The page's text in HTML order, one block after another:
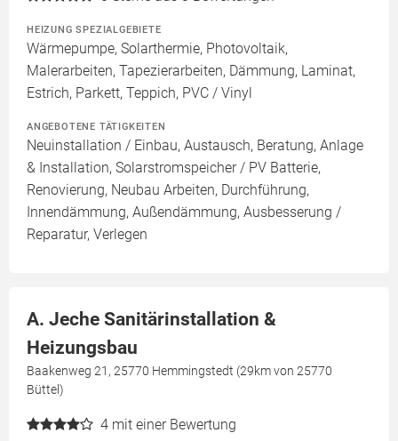
HEIZUNG SPEZIALGEBIETE
Wärmepumpe, Solarthermie, Photovoltaik,
Malerarbeiten, Tapezierarbeiten, Dämmung, Laminat,
Estrich, Parkett, Teppich, PVC / Vinyl
ANGEBOTENE TÄTIGKEITEN
Neuinstallation / Einbau, Austausch, Beratung, Anlage
& Installation, Solarstromspeicher / PV Batterie,
Renovierung, Neubau Arbeiten, Durchführung,
Innendämmung, Außendämmung, Ausbesserung /
Reparatur, Verlegen
A. Jeche Sanitärinstallation &
Heizungsbau
Baakenweg 21, 25770 Hemmingstedt (29km von 25770
Büttel)
4 mit einer Bewertung